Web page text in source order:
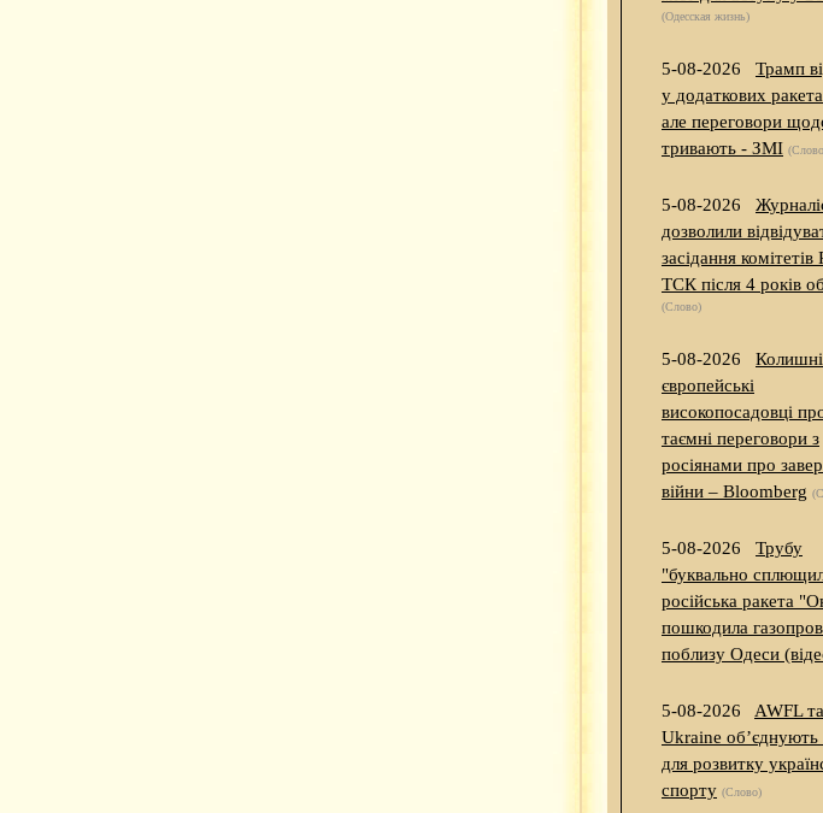
(Одесская жизнь)
5-08-2026
Трамп
у додаткових
але переговори
тривають - ЗМІ
5-08-2026
дозволили
засідання комітетів
ТСК після 4 років
(Слово)
5-08-2026
Колишні
європейські
високопосадовці
таємні переговори з
росіянами про
війни – Bloomberg
5-08-2026
Трубу
"буквально
російська ракета
пошкодила
поблизу Одеси
5-08-2026
AWFL
Ukraine об’єднують
для розвитку
спорту (Слово)